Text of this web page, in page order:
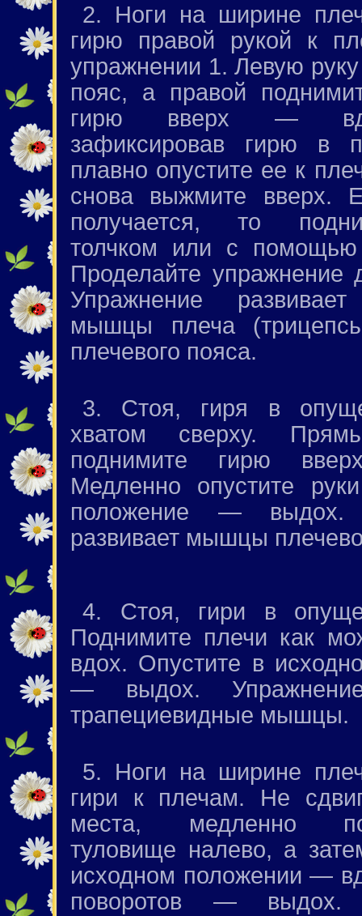
2. Ноги на ширине
гирю правой рукой к
упражнении 1. Левую руку
пояс, а правой
гирю вверх —
зафиксировав гирю в
плавно опустите ее к
снова выжмите вверх.
получается, то
толчком или с помощью
Проделайте упражнение
Упражнение развивает
мышцы плеча
плечевого пояса.
3. Стоя, гиря в
хватом сверху.
поднимите гирю
Медленно опустите
положение — выдох.
развивает мышцы
4. Стоя, гири в
Поднимите плечи как
вдох. Опустите в
— выдох. Упражнение
трапециевидные мышцы.
5. Ноги на ширине
гири к плечам. Не
места, медленно
туловище налево, а
исходном положении —
поворотов — выдох.